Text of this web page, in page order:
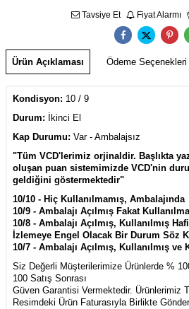
Tavsiye Et Fiyat Alarmı
Ürün Açıklaması Ödeme Seçenekleri
Kondisyon: 10 / 9
Durum: İkinci El
Kap Durumu: Var - Ambalajsız
"Tüm VCD'lerimiz orjinaldir. Başlıkta
oluşan puan sistemimizde VCD'nin
geldiğini göstermektedir"
10/10 - Hiç Kullanılmamış, Ambalajında
10/9 - Ambalajı Açılmış Fakat
10/8 - Ambalajı Açılmış, Kullanılmış
İzlemeye Engel Olacak Bir Durum Söz
10/7 - Ambalajı Açılmış, Kullanılmış
Siz Değerli Müşterilerimize Ürünlerde %
100 Satış Sonrası
Güven Garantisi Vermektedir. Ürünlerimiz
Resimdeki Ürün Faturasıyla Birlikte